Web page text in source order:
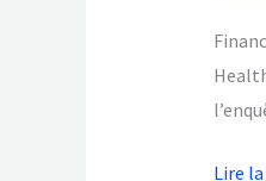
DU
Lire